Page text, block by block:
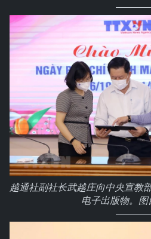
越通社副社长武越庄向中央宣教
电子出版物。图